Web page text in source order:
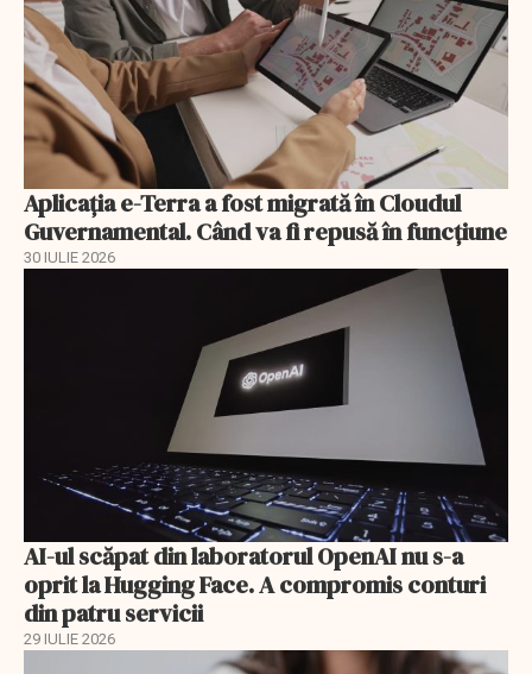
Aplicația e-Terra a fost migrată în Cloudul
Guvernamental. Când va fi repusă în funcțiune
30 IULIE 2026
AI-ul scăpat din laboratorul OpenAI nu s-a
oprit la Hugging Face. A compromis conturi
din patru servicii
29 IULIE 2026